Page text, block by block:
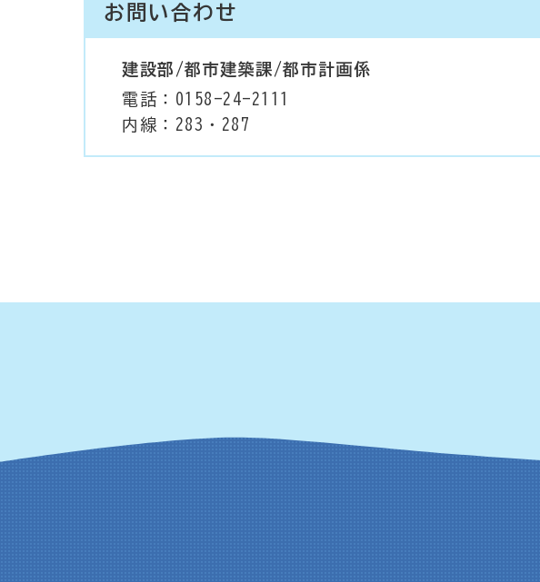
お問い合わせ
建設部/都市建築課/都市計画係
電話：0158-24-2111
内線：283・287